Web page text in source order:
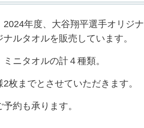
年度、大谷翔平選手オリジナ
ルタオルを販売しています。
ニタオルの計４種類。
枚までとさせていただきます。
約も承ります。